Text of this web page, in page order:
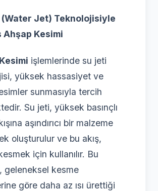
Jet) Teknolojisiyle
Ahşap Kesimi
işlemlerinde su jeti
yüksek hassasiyet ve
sunmasıyla tercih
Su jeti, yüksek basınçlı
aşındırıcı bir malzeme
oluşturulur ve bu akış,
için kullanılır. Bu
geleneksel kesme
göre daha az ısı ürettiği